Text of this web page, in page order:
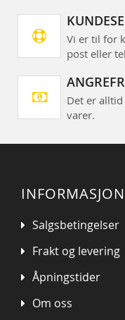
Vi er til for
post eller
Det er
varer.
INFORMASJON
Salgsbetingelser
Frakt og levering
Åpningstider
Om oss